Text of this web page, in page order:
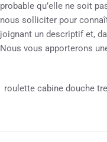
probable qu’elle ne soit
nous solliciter pour
joignant un descriptif et,
Nous vous apporterons
roulette cabine douche